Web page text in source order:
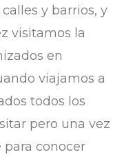
y barrios, y
visitamos la
en
viajamos a
todos los
pero una vez
conocer